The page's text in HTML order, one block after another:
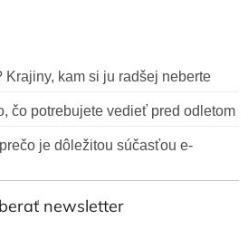
Krajiny, kam si ju radšej neberte
čo potrebujete vedieť pred odletom
je dôležitou súčasťou e-
newsletter